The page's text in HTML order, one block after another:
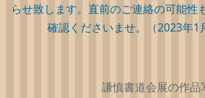
らせ致します。直前のご連絡の可能性
確認くださいませ。（2023年1
謙慎書道会展の作品